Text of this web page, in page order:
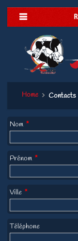
Home Contacts
Nom *
Prénom *
Ville *
Téléphone